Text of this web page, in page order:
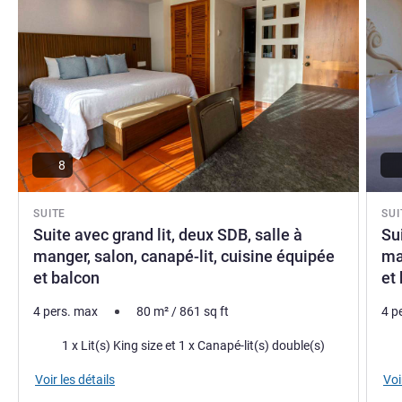
SUITE
Suite avec grand lit, deux SDB, salle à
manger, salon, canapé-lit, cuisine équipée
et balcon
8
4 pers. max 80 m²/861 sq ft
Literie 1 x Lit(s) King size et 1 x Canapé-lit(s) double(s)
Voir les détails
et
4